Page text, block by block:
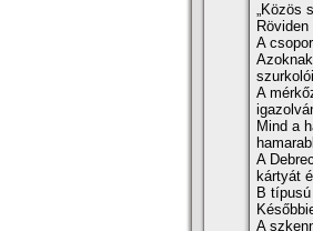
„Közös
A
A
Mind a
A
kártyát
B
A